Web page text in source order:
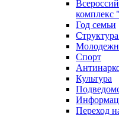
комплекс
Год семьи
Спорт
Культура
Переход